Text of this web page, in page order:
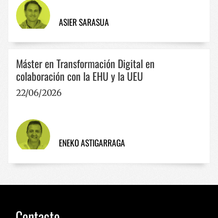
ASIER SARASUA
Máster en Transformación Digital en
colaboración con la EHU y la UEU
22/06/2026
ENEKO ASTIGARRAGA
CookieScriptConsent
CookieScript
www.codesyntax.com
VISITOR_PRIVACY_METADATA
YouTube
5 meses